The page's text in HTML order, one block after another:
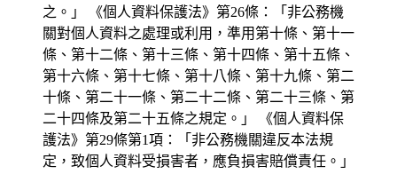
之。」 《個人資料保護法》第26條：「非公務機
關對個人資料之處理或利用，準用第十條、第十一
條、第十二條、第十三條、第十四條、第十五條、
第十六條、第十七條、第十八條、第十九條、第二
十條、第二十一條、第二十二條、第二十三條、第
二十四條及第二十五條之規定。」 《個人資料保
護法》第29條第1項：「非公務機關違反本法規
定，致個人資料受損害者，應負損害賠償責任。」